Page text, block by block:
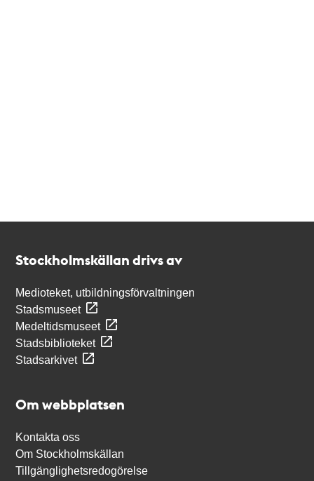
Stockholmskällan drivs av
Medioteket, utbildningsförvaltningen
Stadsmuseet
Medeltidsmuseet
Stadsbiblioteket
Stadsarkivet
Om webbplatsen
Kontakta oss
Om Stockholmskällan
Tillgänglighetsredogörelse